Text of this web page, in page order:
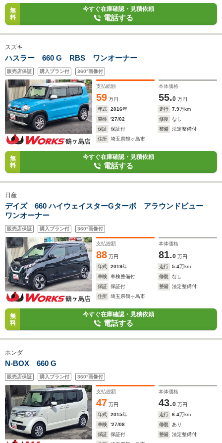
無
料
今すぐ在庫確認・見積依頼
電話する
スズキ
ハスラー 660 G RBS ワンオーナー
販売店保証 購入プラン付 360°画像付
支払総額
59 万円
本体価格
55.0 万円
年式
2016年 走行 7.9万km
車検
'27/02 修復
なし
保証
保証付 整備
法定整備付
住所
埼玉県鶴ヶ島市
無
料
今すぐ在庫確認・見積依頼
電話する
日産
デイズ 660 ハイウェイスターGターボ アラウンドビュー
ワンオーナー
販売店保証 購入プラン付 360°画像付
支払総額
88 万円
本体価格
81.0 万円
年式
2019年 走行 5.4万km
車検
車検整備付 修復
なし
保証
保証付 整備
法定整備付
住所
埼玉県鶴ヶ島市
無
料
今すぐ在庫確認・見積依頼
電話する
ホンダ
N-BOX 660 G
販売店保証 購入プラン付 360°画像付
支払総額
47 万円
本体価格
43.0 万円
年式
2015年 走行 6.4万km
車検
'27/08 修復
あり
保証
保証付 整備
法定整備付